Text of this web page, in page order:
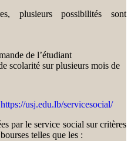
plusieurs possibilités sont
de l’étudiant
scolarité sur plusieurs mois de
https://usj.edu.lb/servicesocial/
par le service social sur critères
telles que les :